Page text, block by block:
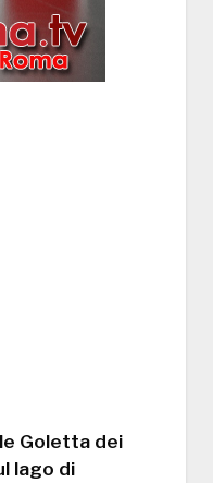
Goletta dei
lago di